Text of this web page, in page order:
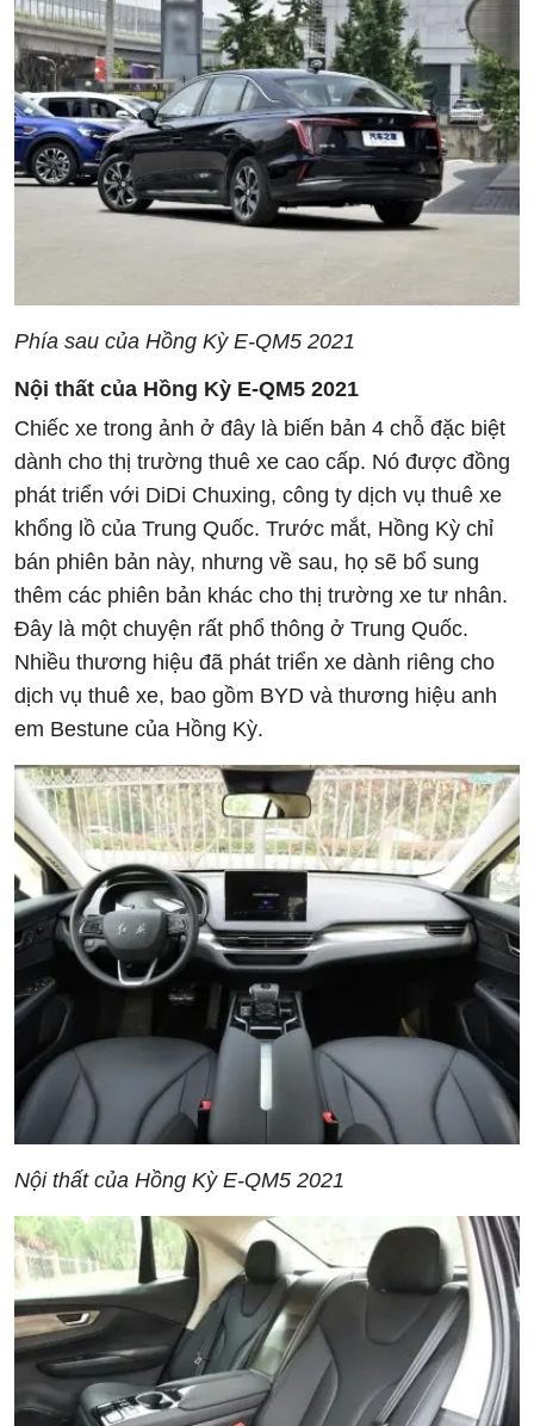
Phía sau của Hồng Kỳ E-QM5 2021
Nội thất của Hồng Kỳ E-QM5 2021
Chiếc xe trong ảnh ở đây là biến bản 4 chỗ đặc biệt
dành cho thị trường thuê xe cao cấp. Nó được đồng
phát triển với DiDi Chuxing, công ty dịch vụ thuê xe
khổng lồ của Trung Quốc. Trước mắt, Hồng Kỳ chỉ
bán phiên bản này, nhưng về sau, họ sẽ bổ sung
thêm các phiên bản khác cho thị trường xe tư nhân.
Đây là một chuyện rất phổ thông ở Trung Quốc.
Nhiều thương hiệu đã phát triển xe dành riêng cho
dịch vụ thuê xe, bao gồm BYD và thương hiệu anh
em Bestune của Hồng Kỳ.
Nội thất của Hồng Kỳ E-QM5 2021